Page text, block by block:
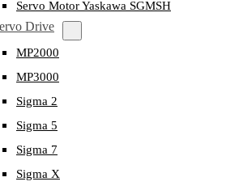
Servo Motor Yaskawa SGMSH
Drive
MP2000
MP3000
Sigma 2
Sigma 5
Sigma 7
Sigma X